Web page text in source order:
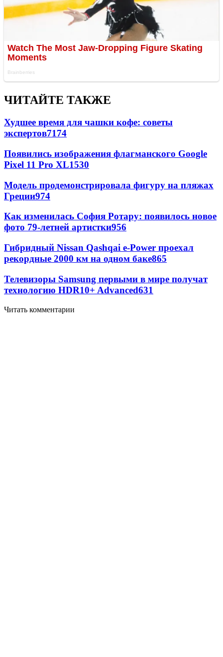
ЧИТАЙТЕ ТАКЖЕ
Худшее время для чашки кофе: советы
экспертов7174
Появились изображения флагманского Google
Pixel 11 Pro XL1530
Модель продемонстрировала фигуру на пляжах
Греции974
Как изменилась София Ротару: появилось новое
фото 79-летней артистки956
Гибридный Nissan Qashqai e-Power проехал
рекордные 2000 км на одном баке865
Телевизоры Samsung первыми в мире получат
технологию HDR10+ Advanced631
Читать комментарии